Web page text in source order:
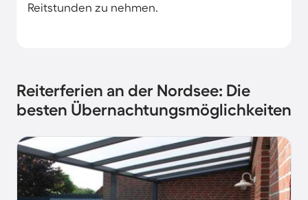
Reitstunden zu nehmen.
Reiterferien an der Nordsee: Die
besten Übernachtungsmöglichkeiten